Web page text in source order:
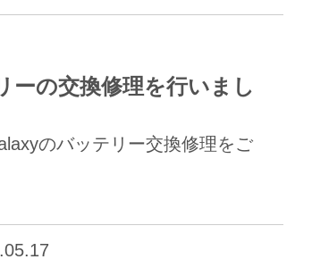
ーの交換修理を行いまし
のバッテリー交換修理をご